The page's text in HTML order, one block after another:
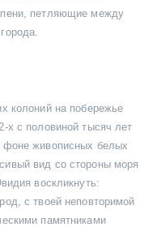
петляющие между
колоний на побережье
х с половиной тысяч лет
фоне живописных белых
вид со стороны моря
воскликнуть:
с твоей неповторимой
памятниками